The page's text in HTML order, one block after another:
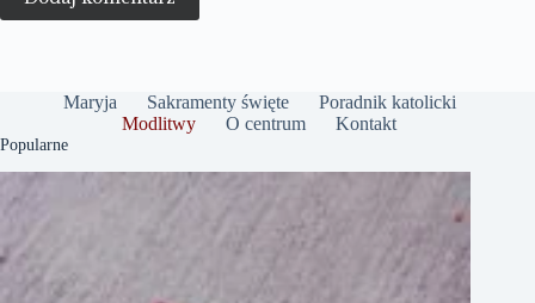
Maryja Sakramenty święte
Poradnik katolicki
Modlitwy
O centrum Kontakt
Popularne